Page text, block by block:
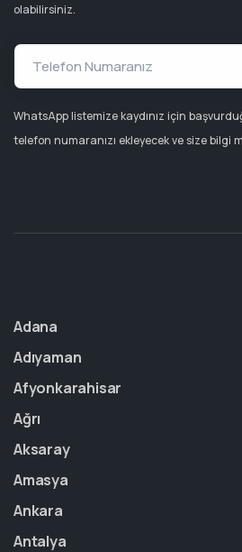
olabilirsiniz.
WhatsApp listemize kaydınız için
telefon numaranızı ekleyecek ve size bilgi
Adana
Adıyaman
Afyonkarahisar
Ağrı
Aksaray
Amasya
Ankara
Antalya